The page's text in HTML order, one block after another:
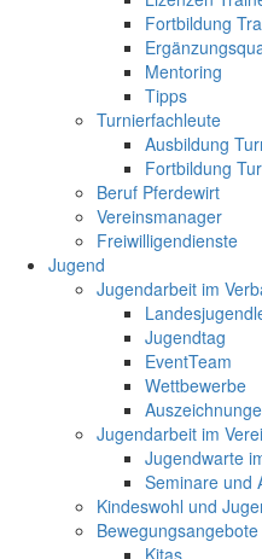
Fortbildung
Mentoring
Tipps
Turnierfachleute
Ausbildung
Fortbildung
Beruf Pferdewirt
Vereinsmanager
Freiwilligendienste
Jugend
Jugendarbeit im
Jugendtag
EventTeam
Wettbewerbe
Jugendarbeit im
Jugendwarte
Seminare und
Kindeswohl und
Bewegungsangebote
Kitas